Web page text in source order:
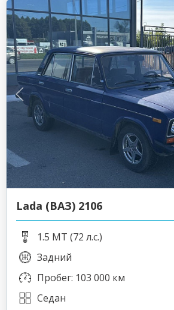
Lada (ВАЗ) 2106
1.5 MT (72 л.с.)
Задний
Пробег: 103 000 км
Седан